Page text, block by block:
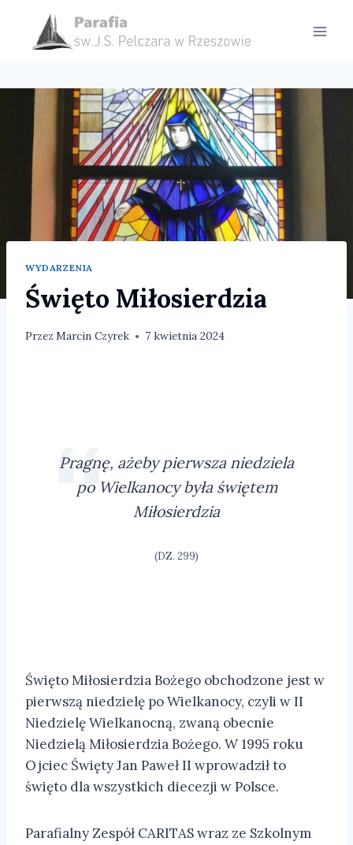
treści
WYDARZENIA
Święto Miłosierdzia
Przez Marcin Czyrek 7 kwietnia 2024
Pragnę, ażeby pierwsza niedziela
po Wielkanocy była świętem
Miłosierdzia
(DZ. 299)
Święto Miłosierdzia Bożego obchodzone jest w
pierwszą niedzielę po Wielkanocy, czyli w II
Niedzielę Wielkanocną, zwaną obecnie
Niedzielą Miłosierdzia Bożego. W 1995 roku
Ojciec Święty Jan Paweł II wprowadził to
święto dla wszystkich diecezji w Polsce.
Parafialny Zespół CARITAS wraz ze Szkolnym